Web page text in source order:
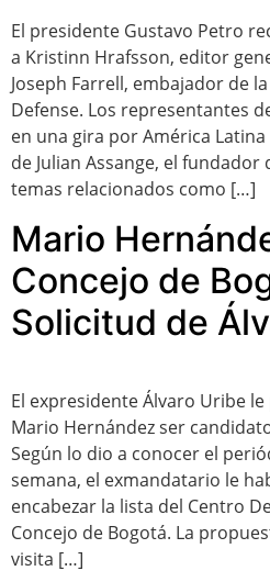
El presidente Gustavo Petro
a Kristinn Hrafsson, editor
Joseph Farrell, embajador de
Defense. Los representantes
en una gira por América
de Julian Assange, el
temas relacionados como […]
Mario
Concejo de
Solicitud de
El expresidente Álvaro Uribe
Mario Hernández ser
Según lo dio a conocer el
semana, el exmandatario le
encabezar la lista del Centro
Concejo de Bogotá. La
visita […]